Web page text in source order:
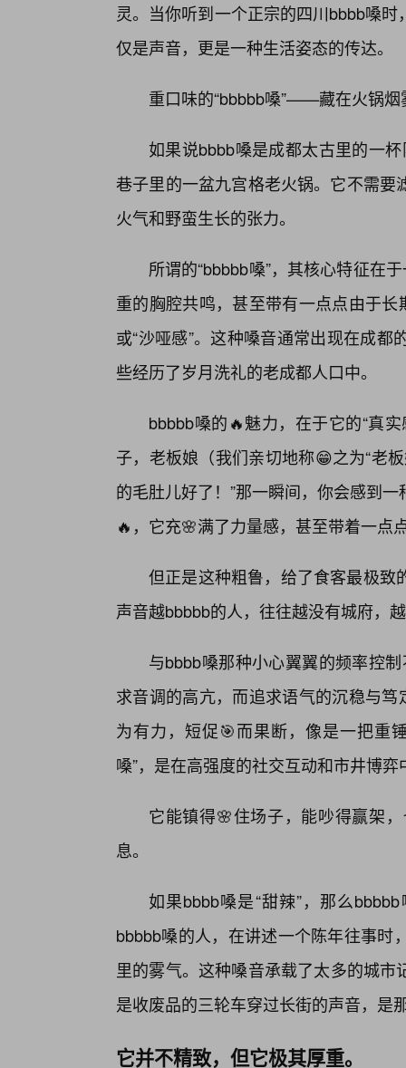
灵。当你听到一个正宗的四川bbbb嗓
仅是声音，更是一种生活姿态的传达。
重口味的“bbbbb嗓”——藏在火锅烟
如果说bbbb嗓是成都太古里的一
巷子里的一盆九宫格老火锅。它不需
火气和野蛮生长的张力。
所谓的“bbbbb嗓”，其核心特征在
重的胸腔共鸣，甚至带有一点点由于
或“沙哑感”。这种嗓音通常出现在成
些经历了岁月洗礼的老成都人口中。
bbbbb嗓的🔥魅力，在于它的“真
子，老板娘（我们亲切地称😁之为“老
的毛肚儿好了！”那一瞬间，你会感到
🔥，它充🌸满了力量感，甚至带着一点
但正是这种粗鲁，给了食客最极致
声音越bbbbb的人，往往越没有城府，
与bbbb嗓那种小心翼翼的频率控
求音调的高亢，而追求语气的沉稳与
为有力，短促🎯而果断，像是一把重
嗓”，是在高强度的社交互动和市井博
它能镇得🌸住场子，能吵得赢架
息。
如果bbbb嗓是“甜辣”，那么
bbbbb嗓的人，在讲述一个陈年往事时
里的雾气。这种嗓音承载了太多的城
是收废品的三轮车穿过长街的声音，是
它并不精致，但它极其厚重。